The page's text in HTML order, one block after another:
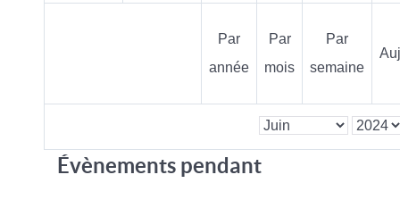
Par
année
Par
mois
Par
semaine
Évènements pendant